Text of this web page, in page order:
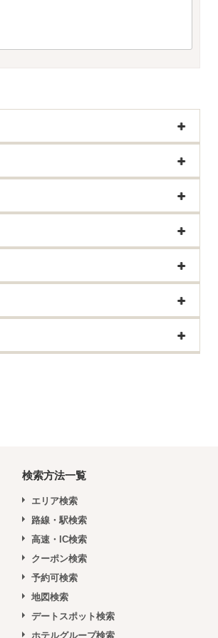
検索方法一覧
エリア検索
路線・駅検索
高速・IC検索
クーポン検索
予約可検索
地図検索
デートスポット検索
ホテルグループ検索